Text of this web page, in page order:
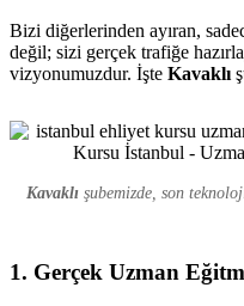
Bizi diğerlerinden ayıran,
değil; sizi gerçek trafiğe
vizyonumuzdur. İşte Kavaklı
Kavaklışubemizde, son
1. Gerçek Uzman